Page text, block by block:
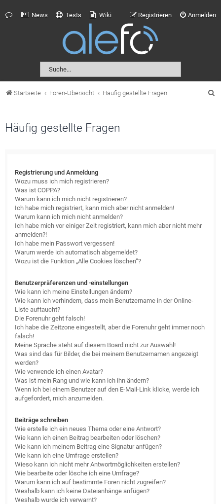
News Tests Wiki Anmelden
Registrieren
Startseite Foren-Übersicht Häufig gestellte Fragen
Häufig gestellte Fragen
Registrierung und Anmeldung
Wozu muss ich mich registrieren?
Was ist COPPA?
Warum kann ich mich nicht registrieren?
Ich habe mich registriert, kann mich aber nicht anmelden!
Warum kann ich mich nicht anmelden?
Ich habe mich vor einiger Zeit registriert, kann mich aber nicht mehr
anmelden?!
Ich habe mein Passwort vergessen!
Warum werde ich automatisch abgemeldet?
Wozu ist die Funktion „Alle Cookies löschen“?
Benutzerpräferenzen und -einstellungen
Wie kann ich meine Einstellungen ändern?
Wie kann ich verhindern, dass mein Benutzername in der Online-
Liste auftaucht?
Die Forenuhr geht falsch!
Ich habe die Zeitzone eingestellt, aber die Forenuhr geht immer noch
falsch!
Meine Sprache steht auf diesem Board nicht zur Auswahl!
Was sind das für Bilder, die bei meinem Benutzernamen angezeigt
werden?
Wie verwende ich einen Avatar?
Was ist mein Rang und wie kann ich ihn ändern?
Wenn ich bei einem Benutzer auf den E-Mail-Link klicke, werde ich
aufgefordert, mich anzumelden.
Beiträge schreiben
Wie erstelle ich ein neues Thema oder eine Antwort?
Wie kann ich einen Beitrag bearbeiten oder löschen?
Wie kann ich meinem Beitrag eine Signatur anfügen?
Wie kann ich eine Umfrage erstellen?
Wieso kann ich nicht mehr Antwortmöglichkeiten erstellen?
Wie bearbeite oder lösche ich eine Umfrage?
Warum kann ich auf bestimmte Foren nicht zugreifen?
Weshalb kann ich keine Dateianhänge anfügen?
Weshalb wurde ich verwarnt?